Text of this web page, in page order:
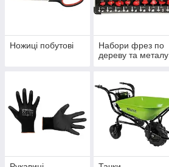
Ножиці побутові
Набори фрез по
дереву та металу